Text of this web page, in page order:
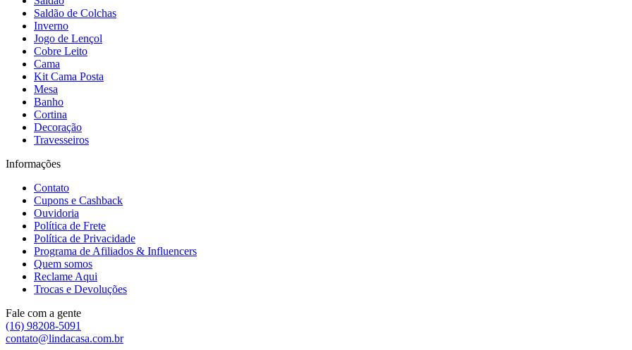
Saldão de Colchas
Inverno
Jogo de Lençol
Cobre Leito
Cama
Kit Cama Posta
Mesa
Banho
Cortina
Decoração
Travesseiros
Informações
Contato
Cupons e Cashback
Ouvidoria
Política de Frete
Política de Privacidade
Programa de Afiliados & Influencers
Quem somos
Reclame Aqui
Trocas e Devoluções
Fale com a gente
(16) 98208-5091
contato@lindacasa.com.br